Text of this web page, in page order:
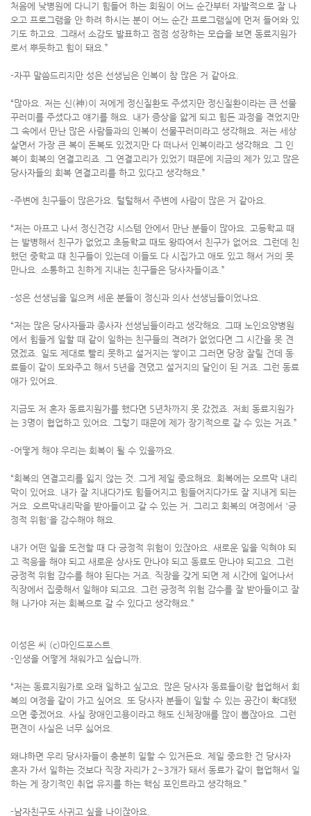
처음에 낮병원에 다니기 힘들어 하는 회원이 어느 순간부터 자발적으로 잘 나
오고 프로그램을 안 하려 하시는 분이 어느 순간 프로그램실에 먼저 들어와 있
기도 하고요. 그래서 소감도 발표하고 점점 성장하는 모습을 보면 동료지원가
로서 뿌듯하고 힘이 돼요.”
-자꾸 말씀드리지만 성은 선생님은 인복이 참 많은 거 같아요.
“많아요. 저는 신(神)이 저에게 정신질환도 주셨지만 정신질환이라는 큰 선물
꾸러미를 주셨다고 얘기를 해요. 내가 증상을 앓게 되고 힘든 과정을 겪었지만
그 속에서 만난 많은 사람들과의 인복이 선물꾸러미라고 생각해요. 저는 세상
살면서 가장 큰 복이 돈복도 있겠지만 다 떠나서 인복이라고 생각해요. 그 인
복이 회복의 연결고리죠. 그 연결고리가 있었기 때문에 지금의 제가 있고 많은
당사자들의 회복 연결고리를 하고 있다고 생각해요.”
-주변에 친구들이 많은가요. 털털해서 주변에 사람이 많은 거 같아요.
“저는 아프고 나서 정신건강 시스템 안에서 만난 분들이 많아요. 고등학교 때
는 발병해서 친구가 없었고 초등학교 때도 왕따여서 친구가 없어요. 그런데 친
했던 중학교 때 친구들이 있는데 이들도 다 시집가고 애도 있고 해서 거의 못
만나요. 소통하고 친하게 지내는 친구들은 당사자들이죠.”
-성은 선생님을 일으켜 세운 분들이 정신과 의사 선생님들이었나요.
“저는 많은 당사자들과 종사자 선생님들이라고 생각해요. 그때 노인요양병원
에서 힘들게 일할 때 같이 일하는 친구들의 격려가 없었다면 그 시간을 못 견
뎠겠죠. 일도 제대로 빨리 못하고 설거지는 쌓이고 그러면 당장 잘릴 건데 동
료들이 같이 도와주고 해서 5년을 견뎠고 설거지의 달인이 된 거죠. 그런 동료
애가 있어요.
지금도 저 혼자 동료지원가를 했다면 5년차까지 못 갔겠죠. 저희 동료지원가
는 3명이 협업하고 있어요. 그렇기 때문에 제가 장기적으로 갈 수 있는 거죠.”
-어떻게 해야 우리는 회복이 될 수 있을까요.
“회복의 연결고리를 잃지 않는 것. 그게 제일 중요해요. 회복에는 오르막 내리
막이 있어요. 내가 잘 지내다가도 힘들어지고 힘들어지다가도 잘 지내게 되는
거요. 오르막내리막을 받아들이고 갈 수 있는 거. 그리고 회복의 여정에서 '긍
정적 위험'을 감수해야 해요.
내가 어떤 일을 도전할 때 다 긍정적 위험이 있잖아요. 새로운 일을 익혀야 되
고 적응을 해야 되고 새로운 상사도 만나야 되고 동료도 만나야 되고요. 그런
긍정적 위험 감수를 해야 된다는 거죠. 직장을 갖게 되면 제 시간에 일어나서
직장에서 집중해서 일해야 되고요. 그런 긍정적 위험 감수를 잘 받아들이고 잘
해 나가야 저는 회복으로 갈 수 있다고 생각해요.”
이성은 씨 (c)마인드포스트.
-인생을 어떻게 채워가고 싶습니까.
“저는 동료지원가로 오래 일하고 싶고요. 많은 당사자 동료들이랑 협업해서 회
복의 여정을 같이 가고 싶어요. 또 당사자 분들이 일할 수 있는 공간이 확대됐
으면 좋겠어요. 사실 장애인고용이라고 해도 신체장애를 많이 뽑잖아요. 그런
편견이 사실은 너무 싫어요.
왜냐하면 우리 당사자들이 충분히 일할 수 있거든요. 제일 중요한 건 당사자
혼자 가서 일하는 것보다 직장 자리가 2~3개가 돼서 동료가 같이 협업해서 일
하는 게 장기적인 취업 유지를 하는 핵심 포인트라고 생각해요.”
-남자친구도 사귀고 싶을 나이잖아요.